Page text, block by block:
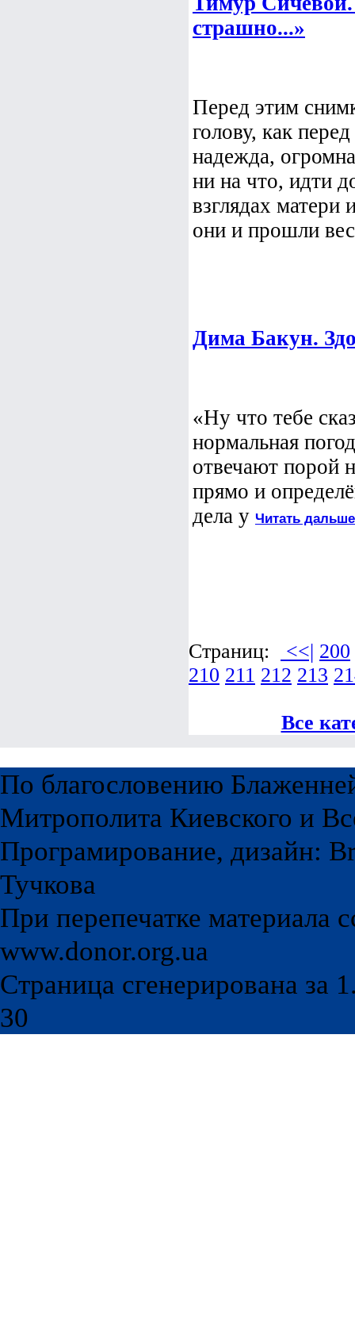
страшно...»
Перед этим
голову, как
надежда,
ни на что, идти
взглядах матери
они и прошли
Дима Бакун.
«Ну что тебе
нормальная
отвечают порой
прямо и
дела у Читать
Страниц: <<| 200
210 211 212 213
Все
По благословению
Митрополита Киевского и
Програмирование, дизайн:
Тучкова
При перепечатке материала
www.donor.org.ua
Страница сгенерирована за
30